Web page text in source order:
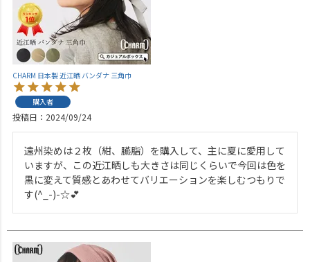
CHARM 日本製 近江晒 バンダナ 三角巾
購入者
投稿日 2024/09/24
遠州染めは２枚（紺、臙脂）を購入して、主に夏に愛用して
いますが、この近江晒しも大きさは同じくらいで今回は色を
黒に変えて質感とあわせてバリエーションを楽しむつもりで
す(^_-)-☆💕